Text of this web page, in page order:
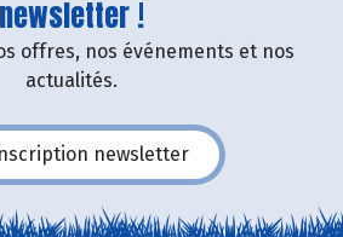
newsletter !
offres, nos événements et nos
actualités.
newsletter